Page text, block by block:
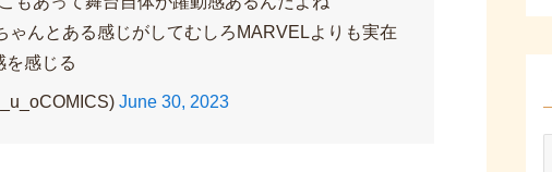
んとある感じがしてむしろMARVELよりも実在
を感じる
June 30, 2023